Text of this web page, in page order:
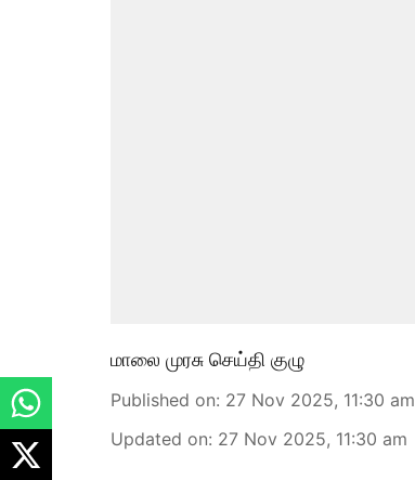
மாலை முரசு செய்தி குழு
Published on: 27 Nov 2025, 11:30 am
Updated on: 27 Nov 2025, 11:30 am